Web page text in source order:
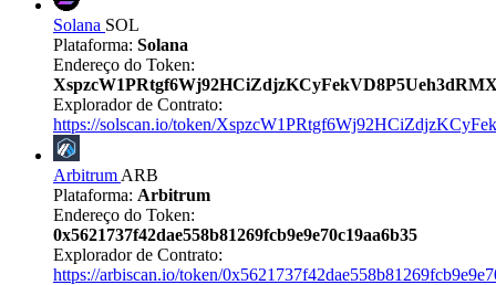
Solana SOL
Plataforma: Solana
Endereço do Token:
Explorador de Contrato:
https://solscan.io/token/
Arbitrum ARB
Plataforma: Arbitrum
Endereço do Token:
0x5621737f42dae558b81269fcb9e9e70c19aa6b35
Explorador de Contrato:
https://arbiscan.io/token/